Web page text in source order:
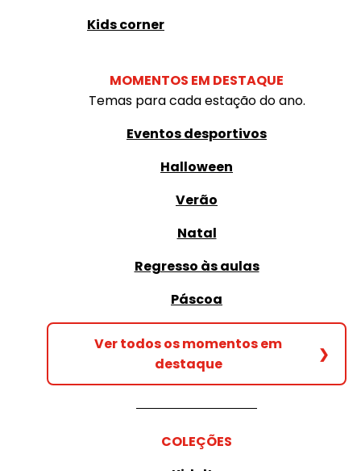
Kids corner
MOMENTOS EM DESTAQUE
Temas para cada estação do ano.
Eventos desportivos
Halloween
Verão
Natal
Regresso às aulas
Páscoa
Ver todos os momentos em
destaque
❯
COLEÇÕES